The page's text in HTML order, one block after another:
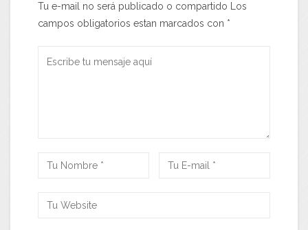
Tu e-mail no será publicado o compartido Los
campos obligatorios estan marcados con *